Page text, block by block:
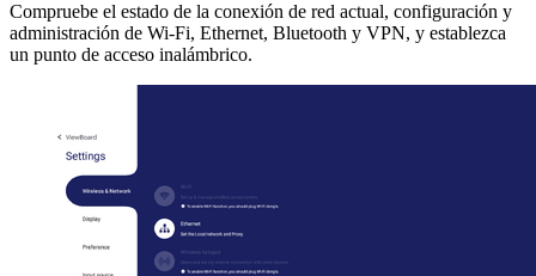
Compruebe el estado de la conexión de red actual, configuración y
administración de Wi-Fi, Ethernet, Bluetooth y VPN, y establezca
un punto de acceso inalámbrico.